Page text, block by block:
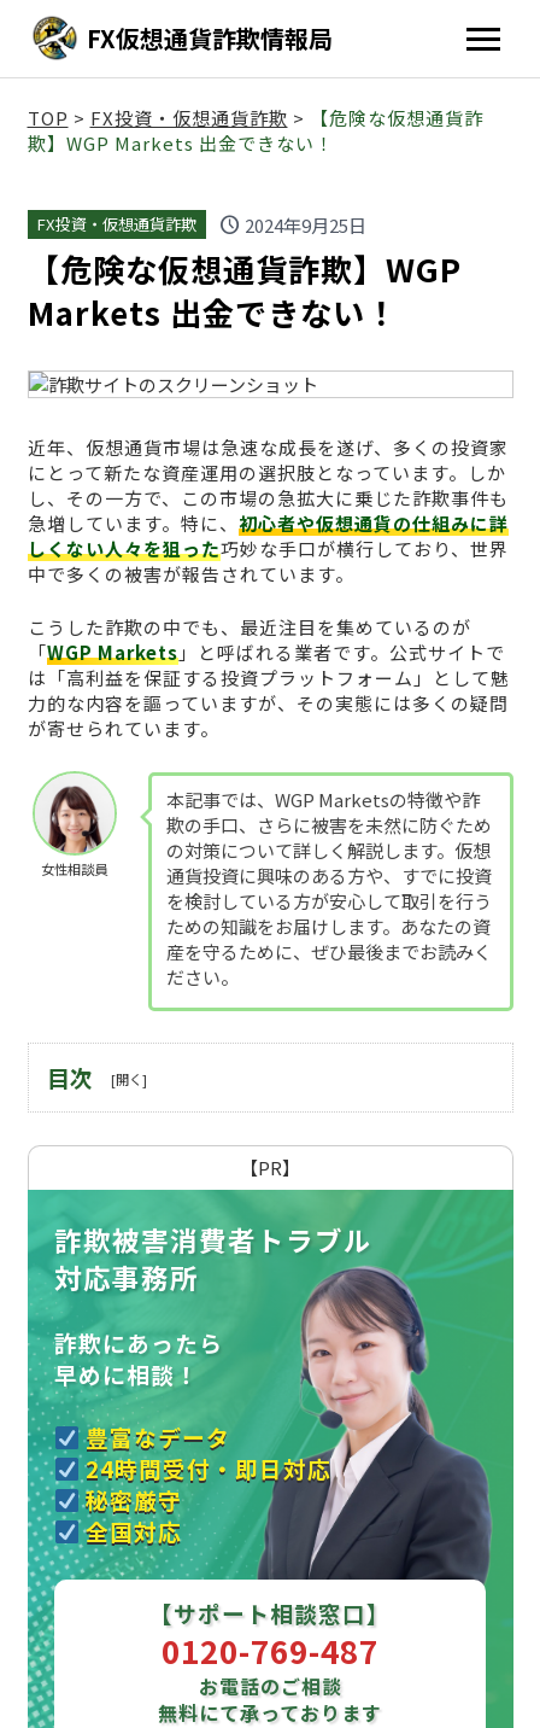
FX仮想通貨詐欺情報局
TOP > FX投資・仮想通貨詐欺 >
【危険な仮想通貨詐
欺】WGP Markets 出金できない！
FX投資・仮想通貨詐欺 schedule 2024年9月25日
【危険な仮想通貨詐欺】WGP
Markets 出金できない！
近年、仮想通貨市場は急速な成長を遂げ、多くの投資家
にとって新たな資産運用の選択肢となっています。しか
し、その一方で、この市場の急拡大に乗じた詐欺事件も
急増しています。特に、 初心者や仮想通貨の仕組みに詳
しくない人々を狙った巧妙な手口が横行しており、世界
中で多くの被害が報告されています。
こうした詐欺の中でも、最近注目を集めているのが
「WGP Markets」と呼ばれる業者です。公式サイトで
は「高利益を保証する投資プラットフォーム」として魅
力的な内容を謳っていますが、その実態には多くの疑問
が寄せられています。
女性相談員
本記事では、WGP Marketsの特徴や詐
欺の手口、さらに被害を未然に防ぐため
の対策について詳しく解説します。仮想
通貨投資に興味のある方や、すでに投資
を検討している方が安心して取引を行う
ための知識をお届けします。あなたの資
産を守るために、ぜひ最後までお読みく
ださい。
目次
【PR】
詐欺被害消費者トラブル
対応事務所
詐欺にあったら
早めに相談！
豊富なデータ
24時間受付・即日対応
秘密厳守
全国対応
【サポート相談窓口】
0120-769-487
お電話のご相談
無料にて承っております